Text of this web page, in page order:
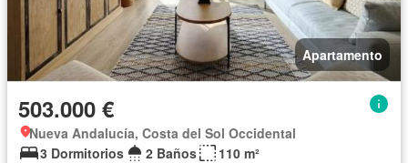
Apartamento
503.000 €
Nueva Andalucía, Costa del Sol Occidental
3 Dormitorios
2 Baños
110 m²